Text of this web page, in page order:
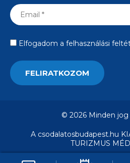
Elfogadom a felhasználási
© 2026 Minden
A csodalatosbudapest.hu
TURIZMUS